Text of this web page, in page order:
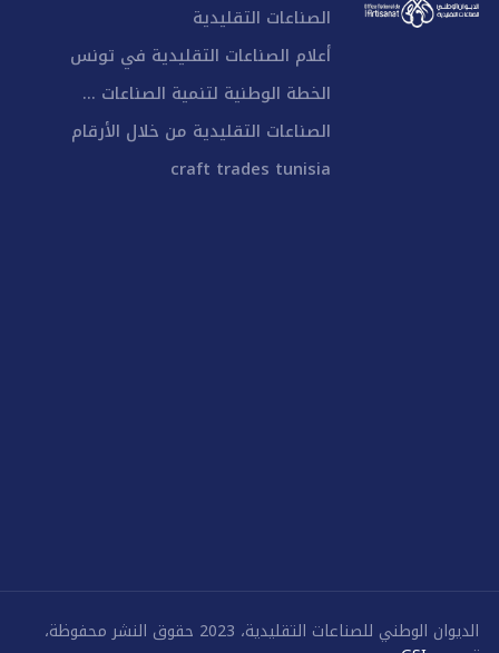
الصناعات التقليدية
أعلام الصناعات التقليدية في تونس
الخطة الوطنية لتنمية الصناعات ...
الصناعات التقليدية من خلال الأرقام
craft trades tunisia
الديوان الوطني للصناعات التقليدية، 2023 حقوق النشر محفوظة،